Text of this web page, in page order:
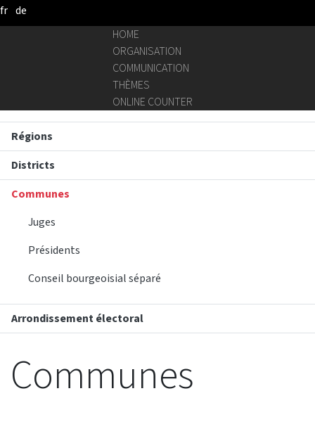
Skip to Main Content
fr de
HOME
ORGANISATION
COMMUNICATION
THÈMES
ONLINE COUNTER
Régions
Districts
Communes
Juges
Présidents
Conseil bourgeoisial séparé
Arrondissement électoral
Communes